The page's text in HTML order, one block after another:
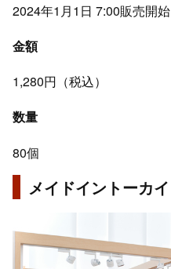
2024年1月1日 7:00販売開始
金額
1,280円（税込）
数量
80個
メイドイントーカイ